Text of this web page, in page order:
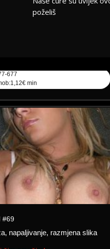
poželiš
čim završim!
min
#69
napaljivanje, razmjena slika
čim završim!